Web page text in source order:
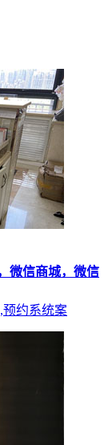
微信商城，微信
预约系统案